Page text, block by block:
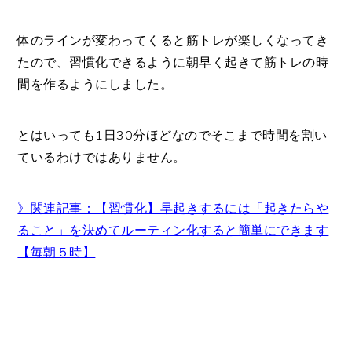
体のラインが変わってくると筋トレが楽しくなってき
たので、習慣化できるように朝早く起きて筋トレの時
間を作るようにしました。
とはいっても1日30分ほどなのでそこまで時間を割い
ているわけではありません。
》関連記事：【習慣化】早起きするには「起きたらや
ること」を決めてルーティン化すると簡単にできます
【毎朝５時】